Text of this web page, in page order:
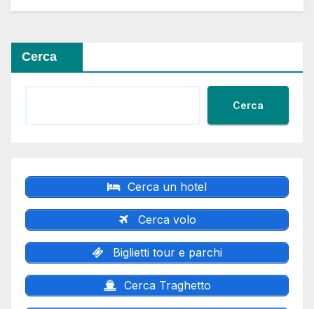
Cerca
Cerca
Cerca un hotel
Cerca volo
Biglietti tour e parchi
Cerca Traghetto